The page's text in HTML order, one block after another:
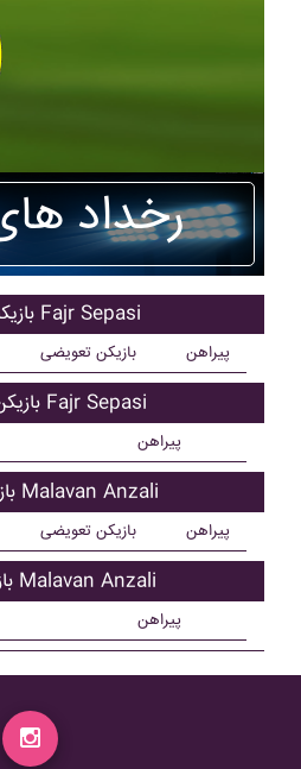
رخداد
بازیکنان اصلی Fajr Sepasi
بازیکن تعویضی پیراهن
بازیکن تعویضی Fajr Sepasi
پیراهن
بازیکنان اصلی Malavan Anzali
بازیکن تعویضی پیراهن
بازیکن ذحیره Malavan Anzali
پیراهن